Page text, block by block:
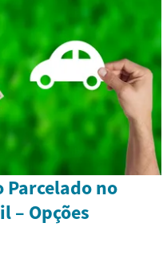
Parcelado no
– Opções